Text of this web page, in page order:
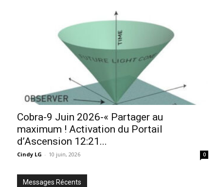
Cobra-9 Juin 2026-« Partager au
maximum ! Activation du Portail
d’Ascension 12:21...
Cindy LG - 10 juin, 2026 0
Messages Récents